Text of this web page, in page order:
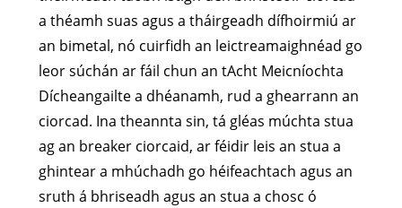
a théamh suas agus a tháirgeadh dífhoirmiú ar
an bimetal, nó cuirfidh an leictreamaighnéad go
leor súchán ar fáil chun an tAcht Meicníochta
Dícheangailte a dhéanamh, rud a ghearrann an
ciorcad. Ina theannta sin, tá gléas múchta stua
ag an breaker ciorcaid, ar féidir leis an stua a
ghintear a mhúchadh go héifeachtach agus an
sruth á bhriseadh agus an stua a chosc ó